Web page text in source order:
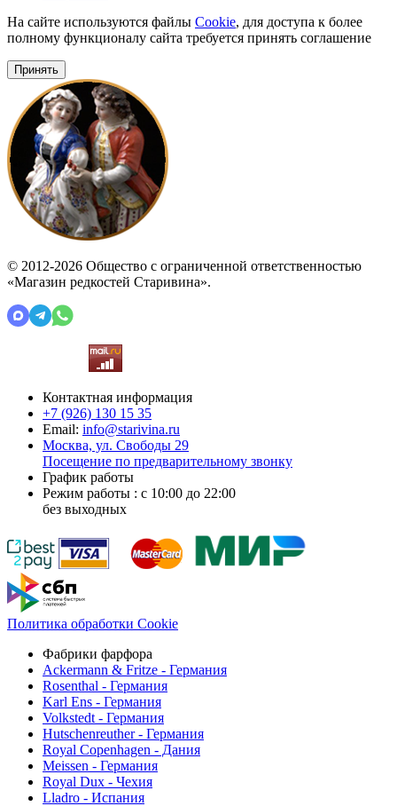
На сайте используются файлы Cookie, для доступа к более
полному функционалу сайта требуется принять соглашение
Принять
© 2012-2026 Общество с ограниченной ответственностью
«Магазин редкостей Старивина».
Контактная информация
+7 (926) 130 15 35
Email: info@starivina.ru
Москва, ул. Свободы 29
Посещение по предварительному звонку
График работы
Режим работы : с 10:00 до 22:00
без выходных
Политика обработки Cookie
Фабрики фарфора
Ackermann & Fritze - Германия
Rosenthal - Германия
Karl Ens - Германия
Volkstedt - Германия
Hutschenreuther - Германия
Royal Copenhagen - Дания
Meissen - Германия
Royal Dux - Чехия
Lladro - Испания